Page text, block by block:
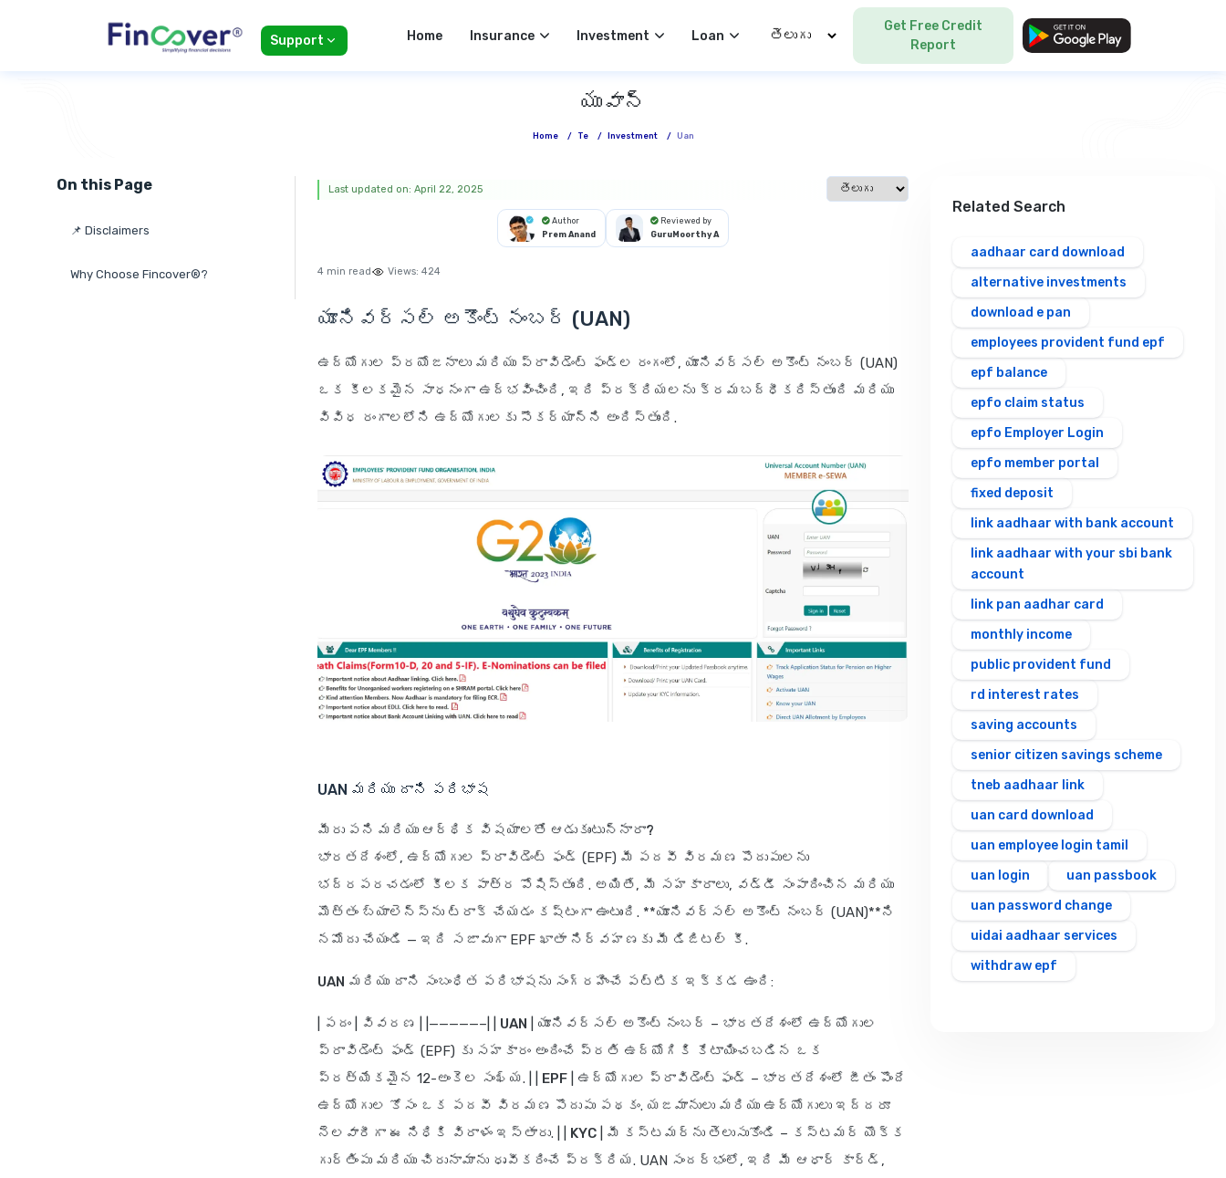
Support Home Insurance Investment Loan Select Language
Get Free Credit
Report
యువాన్
Home / Te / Investment / Uan
On this Page
📌 Disclaimers
Why Choose Fincover®?
Select language
Last updated on: April 22, 2025
Author
Prem Anand
Reviewed by
GuruMoorthy A
4 min read Views: 424
యూనివర్సల్ అకౌంట్ నంబర్ (UAN)
ఉద్యోగుల ప్రయోజనాలు మరియు ప్రావిడెంట్ ఫండ్ల రంగంలో, యూనివర్సల్ అకౌంట్ నంబర్ (UAN)
ఒక కీలకమైన సాధనంగా ఉద్భవించింది, ఇది ప్రక్రియలను క్రమబద్ధీకరిస్తుంది మరియు
వివిధ రంగాలలోని ఉద్యోగులకు సౌకర్యాన్ని అందిస్తుంది.
UAN మరియు దాని పరిభాష
మీరు పని మరియు ఆర్థిక విషయాలతో ఆడుకుంటున్నారా?
భారతదేశంలో, ఉద్యోగుల ప్రావిడెంట్ ఫండ్ (EPF) మీ పదవీ విరమణ పొదుపులను
భద్రపరచడంలో కీలక పాత్ర పోషిస్తుంది. అయితే, మీ సహకారాలు, వడ్డీ సంపాదించిన మరియు
మొత్తం బ్యాలెన్స్‌ను ట్రాక్ చేయడం కష్టంగా ఉంటుంది. **యూనివర్సల్ అకౌంట్ నంబర్ (UAN)**ని
నమోదు చేయండి — ఇది సజావుగా EPF ఖాతా నిర్వహణకు మీ డిజిటల్ కీ.
UAN మరియు దాని సంబంధిత పరిభాషను సంగ్రహించే పట్టిక ఇక్కడ ఉంది:
పదం వివరణ | |—————–| | UAN యూనివర్సల్ అకౌంట్ నంబర్ – భారతదేశంలో ఉద్యోగుల
ప్రావిడెంట్ ఫండ్ (EPF) కు సహకారం అందించే ప్రతి ఉద్యోగికి కేటాయించబడిన ఒక
ప్రత్యేకమైన 12-అంకెల సంఖ్య. | | EPF ఉద్యోగుల ప్రావిడెంట్ ఫండ్ – భారతదేశంలో జీతం పొందే
ఉద్యోగుల కోసం ఒక పదవీ విరమణ పొదుపు పథకం. యజమానులు మరియు ఉద్యోగులు ఇద్దరూ
నెలవారీగా ఈ నిధికి విరాళం ఇస్తారు. | | KYC మీ కస్టమర్‌ను తెలుసుకోండి – కస్టమర్ యొక్క
గుర్తింపు మరియు చిరునామాను ధృవీకరించే ప్రక్రియ. UAN సందర్భంలో, ఇది మీ ఆధార్ కార్డ్,
Related Search
aadhaar card download
alternative investments
download e pan
employees provident fund epf
epf balance
epfo claim status
epfo Employer Login
epfo member portal
fixed deposit
link aadhaar with bank account
link aadhaar with your sbi bank
account
link pan aadhar card
monthly income
public provident fund
rd interest rates
saving accounts
senior citizen savings scheme
tneb aadhaar link
uan card download
uan employee login tamil
uan login
uan passbook
uan password change
uidai aadhaar services
withdraw epf